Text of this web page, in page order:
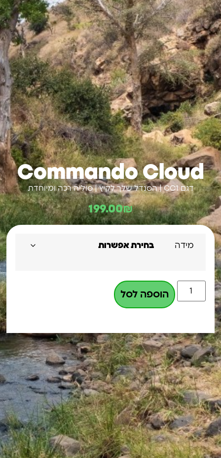
Commando Cloud
דגם CC1 | הסנדל שלך לקיץ | סוליה רכה ומיוחדת
199.00₪
מידה
הוספה לסל